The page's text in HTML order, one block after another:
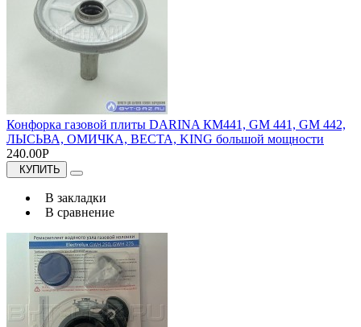
Конфорка газовой плиты DARINA КМ441, GM 441, GM 442,
ЛЫСЬВА, ОМИЧКА, ВЕСТА, KING большой мощности
240.00Р
КУПИТЬ
В закладки
В сравнение